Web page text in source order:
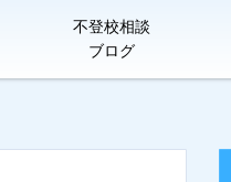
不登校相談
ブログ